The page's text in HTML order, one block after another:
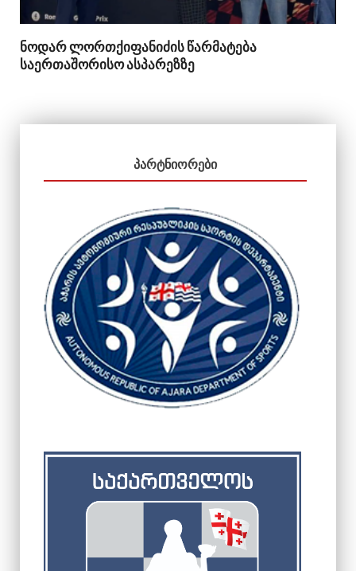
ნოდარ ლორთქიფანიძის წარმატება
საერთაშორისო ასპარეზზე
ᲞᲐᲠᲢᲜᲘᲝᲠᲔᲑᲘ